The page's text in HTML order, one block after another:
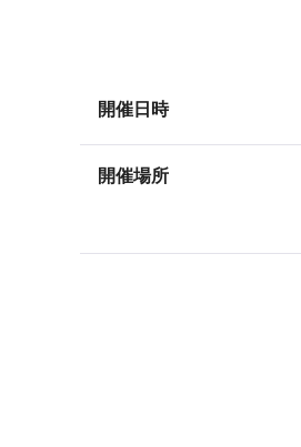
開催日時
開催場所